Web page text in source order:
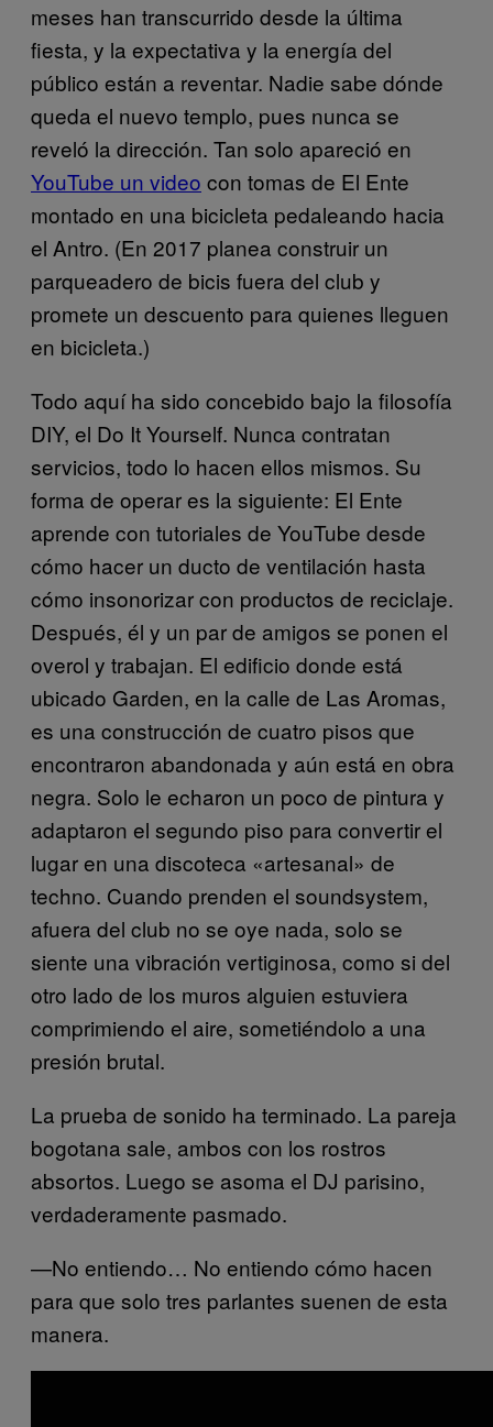
meses han transcurrido desde la última
fiesta, y la expectativa y la energía del
público están a reventar. Nadie sabe dónde
queda el nuevo templo, pues nunca se
reveló la dirección. Tan solo apareció en
YouTube un video con tomas de El Ente
montado en una bicicleta pedaleando hacia
el Antro. (En 2017 planea construir un
parqueadero de bicis fuera del club y
promete un descuento para quienes lleguen
en bicicleta.)
Todo aquí ha sido concebido bajo la filosofía
DIY, el Do It Yourself. Nunca contratan
servicios, todo lo hacen ellos mismos. Su
forma de operar es la siguiente: El Ente
aprende con tutoriales de YouTube desde
cómo hacer un ducto de ventilación hasta
cómo insonorizar con productos de reciclaje.
Después, él y un par de amigos se ponen el
overol y trabajan. El edificio donde está
ubicado Garden, en la calle de Las Aromas,
es una construcción de cuatro pisos que
encontraron abandonada y aún está en obra
negra. Solo le echaron un poco de pintura y
adaptaron el segundo piso para convertir el
lugar en una discoteca «artesanal» de
techno. Cuando prenden el soundsystem,
afuera del club no se oye nada, solo se
siente una vibración vertiginosa, como si del
otro lado de los muros alguien estuviera
comprimiendo el aire, sometiéndolo a una
presión brutal.
La prueba de sonido ha terminado. La pareja
bogotana sale, ambos con los rostros
absortos. Luego se asoma el DJ parisino,
verdaderamente pasmado.
—No entiendo… No entiendo cómo hacen
para que solo tres parlantes suenen de esta
manera.